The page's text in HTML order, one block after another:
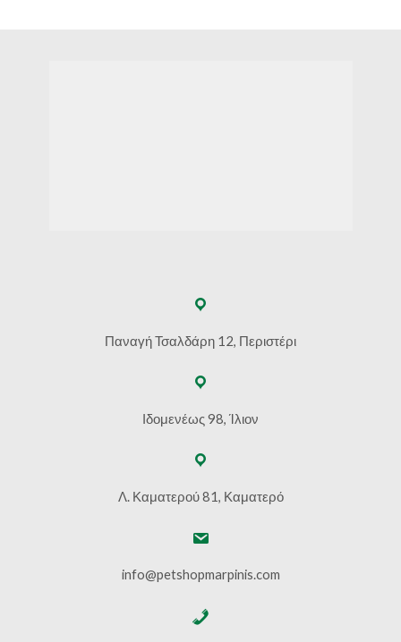
Παναγή Τσαλδάρη 12, Περιστέρι
Ιδομενέως 98, Ίλιον
Λ. Καματερού 81, Καματερό
info@petshopmarpinis.com